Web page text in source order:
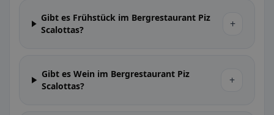
Gibt es Frühstück im Bergrestaurant Piz
Scalottas?
+
Gibt es Wein im Bergrestaurant Piz
Scalottas?
+